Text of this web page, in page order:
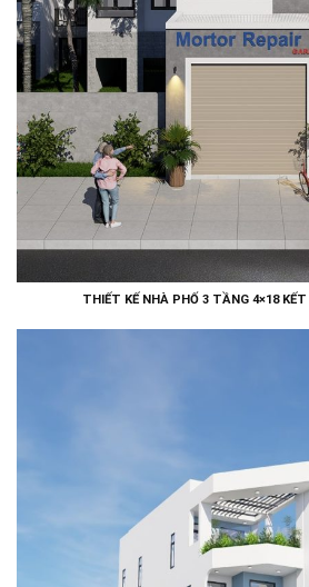
THIẾT KẾ NHÀ PHỐ 3 TẦNG 4×18